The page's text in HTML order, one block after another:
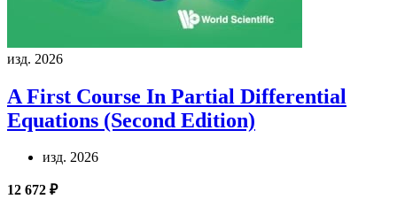
изд. 2026
A First Course In Partial Differential
Equations (Second Edition)
изд. 2026
12 672 ₽